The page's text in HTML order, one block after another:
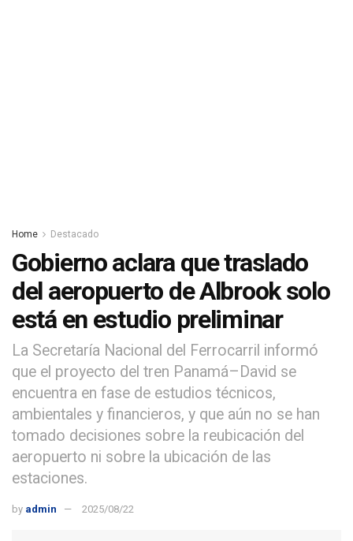
Home Destacado
Gobierno aclara que traslado
del aeropuerto de Albrook solo
está en estudio preliminar
La Secretaría Nacional del Ferrocarril informó
que el proyecto del tren Panamá–David se
encuentra en fase de estudios técnicos,
ambientales y financieros, y que aún no se han
tomado decisiones sobre la reubicación del
aeropuerto ni sobre la ubicación de las
estaciones.
by admin 2025/08/22